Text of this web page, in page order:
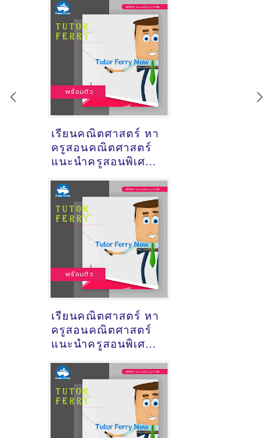
เรียนคณิตศาสตร์ หา
ครูสอนคณิตศาสตร์
แนะนำครูสอนพิเศษ
เรียนคณิตศาสตร์ หา
ครูสอนคณิตศาสตร์
แนะนำครูสอนพิเศษ